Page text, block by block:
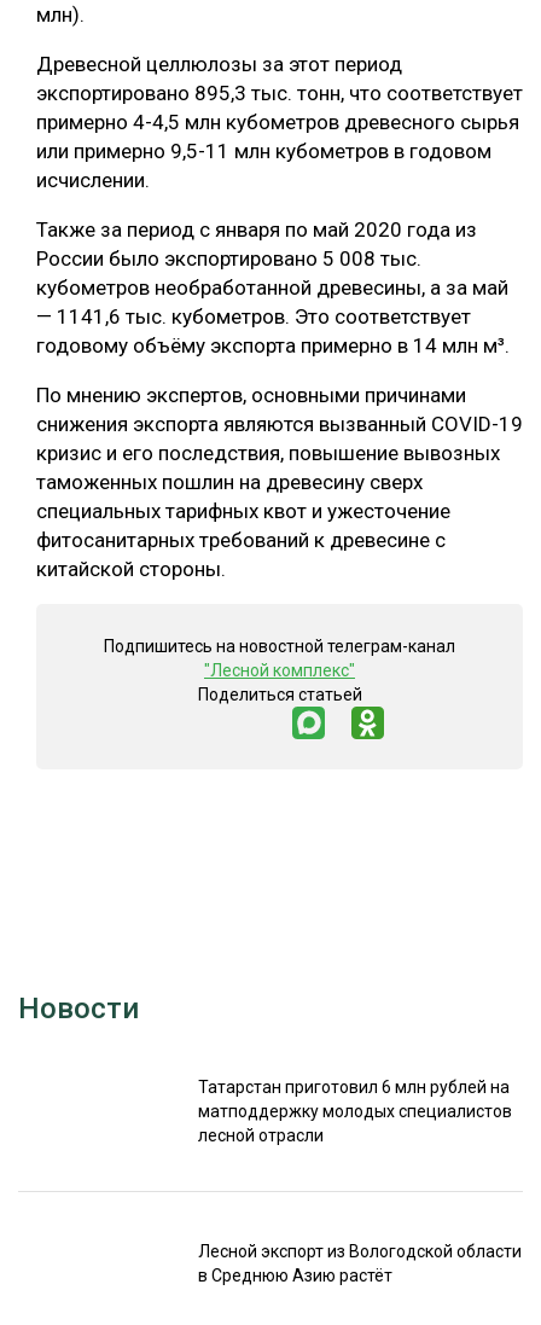
КОМПЛЕКСНАЯ ПЕРЕРАБОТКА
ЛЕСОПИЛЕНИЕ
ДЕРЕВЯННОЕ ДОМОСТРОЕНИЕ
БЕЗОПАСНОЕ ПРОИЗВОДСТВО
СУШКА ДРЕВЕСИНЫ
МЕБЕЛЬНОЕ ПРОИЗВОДСТВО
млн).
Древесной целлюлозы за этот период
экспортировано 895,3 тыс. тонн, что соответствует
примерно 4-4,5 млн кубометров древесного сырья
или примерно 9,5-11 млн кубометров в годовом
исчислении.
Также за период с января по май 2020 года из
России было экспортировано 5 008 тыс.
кубометров необработанной древесины, а за май
— 1141,6 тыс. кубометров. Это соответствует
годовому объёму экспорта примерно в 14 млн м³.
По мнению экспертов, основными причинами
снижения экспорта являются вызванный COVID-19
кризис и его последствия, повышение вывозных
таможенных пошлин на древесину сверх
специальных тарифных квот и ужесточение
фитосанитарных требований к древесине с
китайской стороны.
Подпишитесь на новостной телеграм-канал
"Лесной комплекс"
Поделиться статьей
Новости
Татарстан приготовил 6 млн рублей на
матподдержку молодых специалистов
лесной отрасли
Лесной экспорт из Вологодской области
в Среднюю Азию растёт